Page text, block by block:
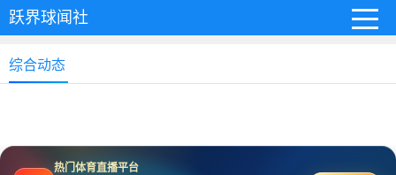
跃界球闻社
综合动态
热门体育直播平台